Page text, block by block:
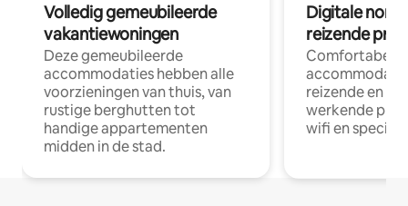
Volledig gemeubileerde
vakantiewoningen
Deze gemeubileerde
accommodaties hebben alle
voorzieningen van thuis, van
rustige berghutten tot
handige appartementen
midden in de stad.
Digitale
reizende
Comfortabele
reizende en
werkende
wifi en